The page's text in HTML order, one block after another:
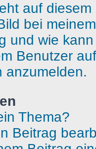
auf
bei
und wie
Benutzer
anzumelden.
Thema?
Beitrag